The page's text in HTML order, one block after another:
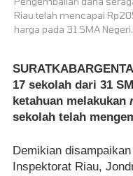
Riau telah mencapai
harga pada 31 SMA Negeri.
17 sekolah dari 31
ketahuan melakukan
sekolah telah
Demikian
Inspektorat Riau,